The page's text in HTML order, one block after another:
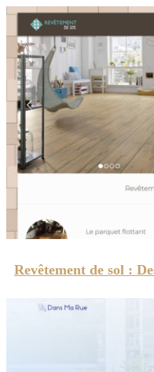
Revêtement de sol :